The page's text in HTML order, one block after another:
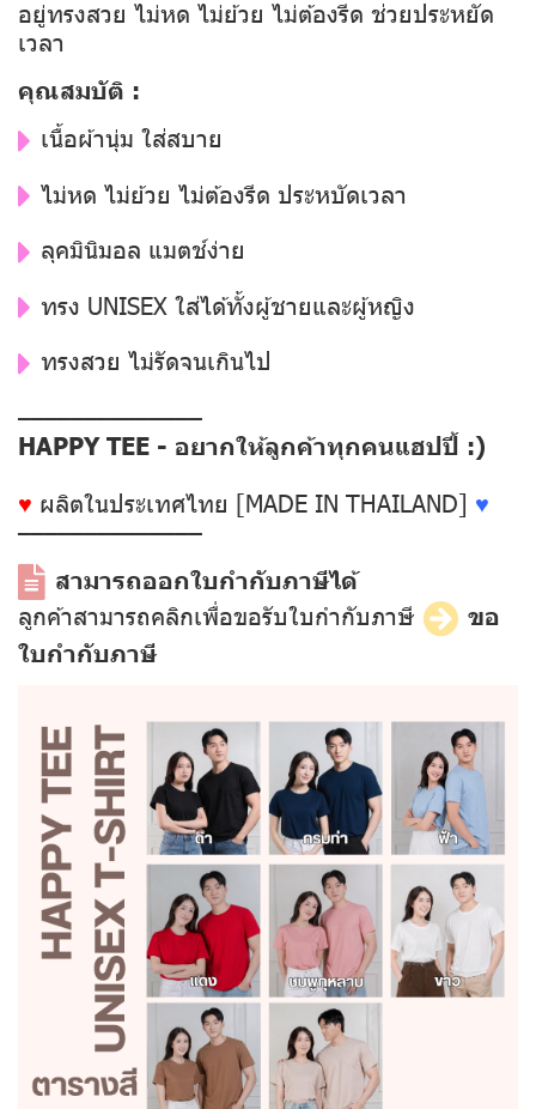
อยู่ทรงสวย ไม่หด ไม่ย้วย ไม่ต้องรีด ช่วยประหยัด
เวลา
คุณสมบัติ :
เนื้อผ้านุ่ม ใส่สบาย
ไม่หด ไม่ย้วย ไม่ต้องรีด ประหบัดเวลา
ลุคมินิมอล แมตช์ง่าย
ทรง UNISEX ใส่ได้ทั้งผู้ชายและผู้หญิง
ทรงสวย ไม่รัดจนเกินไป
––––––––––––––
HAPPY TEE - อยากให้ลูกค้าทุกคนแฮปปี้ :)
♥ ผลิตในประเทศไทย [MADE IN THAILAND] ♥
––––––––––––––
สามารถออกใบกำกับภาษีได้
ลูกค้าสามารถคลิกเพื่อขอรับใบกำกับภาษี
ขอ
ใบกำกับภาษี